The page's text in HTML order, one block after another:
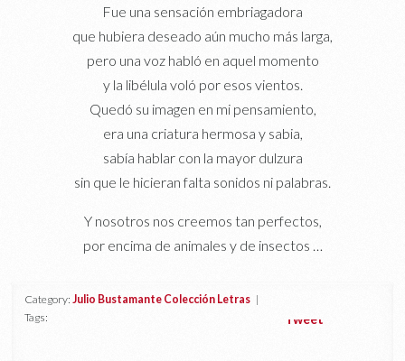
Fue una sensación embriagadora
que hubiera deseado aún mucho más larga,
pero una voz habló en aquel momento
y la libélula voló por esos vientos.
Quedó su imagen en mi pensamiento,
era una criatura hermosa y sabia,
sabía hablar con la mayor dulzura
sin que le hicieran falta sonidos ni palabras.
Y nosotros nos creemos tan perfectos,
por encima de animales y de insectos …
Category:Julio Bustamante Colección Letras |
Tags:
Tweet